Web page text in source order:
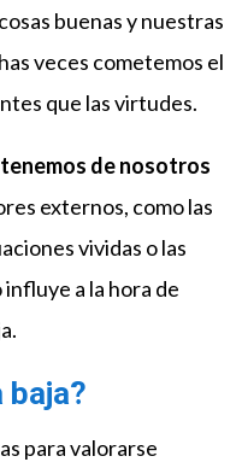
buenas y nuestras
veces cometemos el
que las virtudes.
de nosotros
externos, como las
vividas o las
a la hora de
baja?
para valorarse